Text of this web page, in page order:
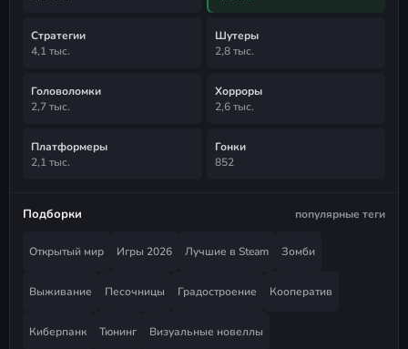
Стратегии
4,1 тыс.
Шутеры
2,8 тыс.
Головоломки
2,7 тыс.
Хорроры
2,6 тыс.
Платформеры
2,1 тыс.
Гонки
852
Подборки популярные теги
Открытый мир Игры 2026 Лучшие в Steam Зомби
Выживание Песочницы Градостроение Кооператив
Киберпанк Тюнинг Визуальные новеллы